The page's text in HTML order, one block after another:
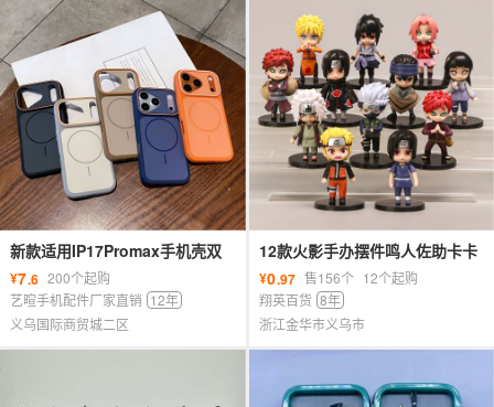
新款适用IP17Promax手机壳双
色魅影磁吸大视窗iP16磨砂15保
护套
¥7.6 200个起购
艺暄手机配件厂家直销 12年
义乌国际商贸城二区
12款火影手办摆件鸣人佐助卡卡
西二次元动漫周边玩具公仔礼品
批发
¥0.97 售156个 12个起购
翔英百货 8年
浙江金华市义乌市